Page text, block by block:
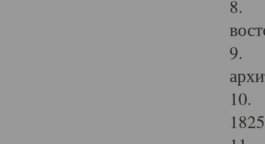
8.
9.
10.